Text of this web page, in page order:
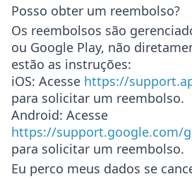
Posso obter um reembolso?
Os reembolsos são
ou Google Play, não
estão as instruções:
iOS: Acesse https://
para solicitar um reembolso.
Android: Acesse
https://support.google.com/
para solicitar um reembolso.
Eu perco meus dados se